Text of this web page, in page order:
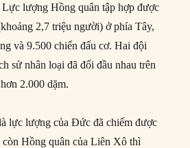
Lực lượng Hồng quân tập hợp được
2,7 triệu người) ở phía Tây,
và 9.500 chiến đấu cơ. Hai đội
sử nhân loại đã đối đầu nhau trên
2.000 dặm.
lực lượng của Đức đã chiếm được
Hồng quân của Liên Xô thì